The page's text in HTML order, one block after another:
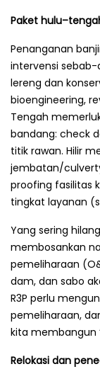
Paket
Penanganan
intervensi sebab-
lereng dan
bioengineering,
Tengah
bandang: check
titik rawan. Hilir
jembatan/
proofing fasilitas
tingkat layanan
Yang sering
membosankan
pemeliharaan
dam, dan sabo
R3P perlu
pemeliharaan,
kita membangun
Relokasi dan